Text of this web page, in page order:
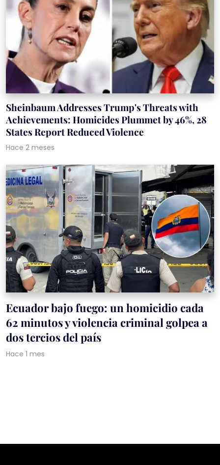
Sheinbaum Addresses Trump's Threats with
Achievements: Homicides Plummet by 46%, 28
States Report Reduced Violence
Hace 2 meses
Ecuador bajo fuego: un homicidio cada
62 minutos y violencia criminal golpea a
dos tercios del país
Hace 1 mes